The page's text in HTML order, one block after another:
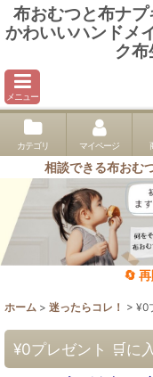
布おむつと布ナプ
かわいいハンドメ
ク
メニュー
カテゴリ マイページ
相談できる布おむ
🔄
ホーム > 迷ったらコレ！ > ¥0
¥0プレゼント 🛒に